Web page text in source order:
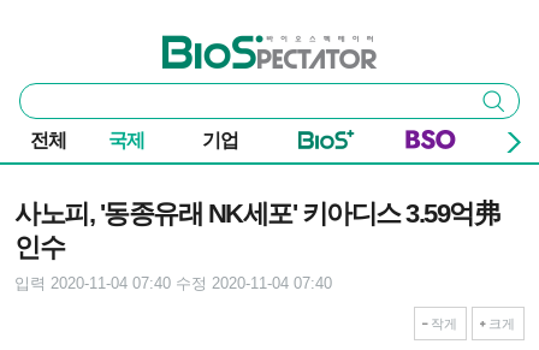
바이오스펙테이터
통
합
검
색
검색
전체 국제 기업
사노피, '동종유래 NK세포' 키아디스 3.59억弗
인수
입력 2020-11-04 07:40 수정 2020-11-04 07:40
작게 크게